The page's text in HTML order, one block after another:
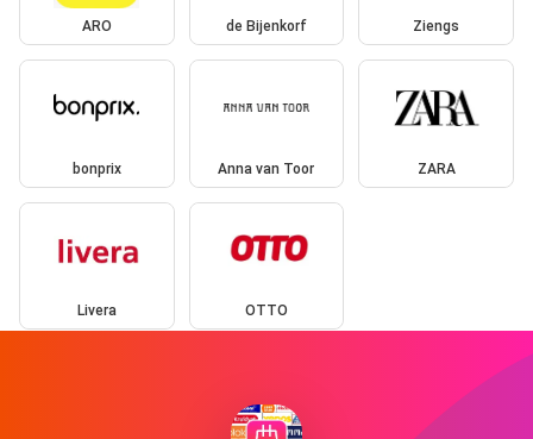
ARO de Bijenkorf Ziengs
bonprix Anna van Toor ZARA
Livera OTTO